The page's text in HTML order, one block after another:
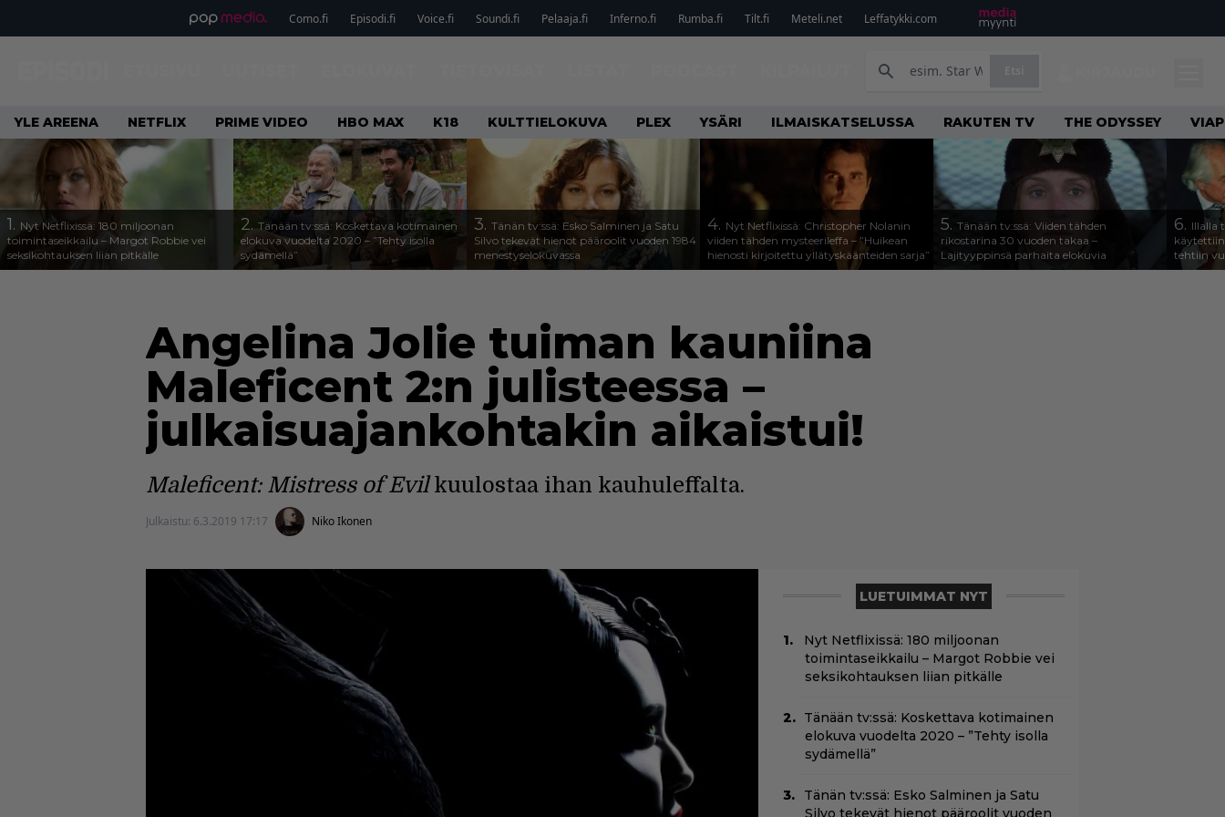
Como.fi Episodi.fi Voice.fi Soundi.fi Pelaaja.fi Inferno.fi Rumba.fi Tilt.fi Meteli.net Leffatykki.com
YLE AREENA NETFLIX PRIME VIDEO HBO MAX K18 KULTTIELOKUVA PLEX YSÄRI ILMAISKATSELUSSA RAKUTEN TV THE ODYSSEY
1. Nyt Netflixissä: 180 miljoonan
toimintaseikkailu – Margot Robbie vei
seksikohtauksen liian pitkälle
2. Tänään tv:ssä: Koskettava kotimainen
elokuva vuodelta 2020 – ”Tehty isolla
sydämellä”
3. Tänän tv:ssä: Esko Salminen ja Satu
Silvo tekevät hienot pääroolit vuoden 1984
menestyselokuvassa
4. Nyt Netflixissä: Christopher Nolanin
viiden tähden mysteerileffa – ”Huikean
hienosti kirjoitettu yllätyskäänteiden sarja”
5. Tänään tv:ssä: Viiden tähden
rikostarina 30 vuoden takaa –
Lajityyppinsä parhaita elokuvia
6. Illalla
tehtiin
Angelina Jolie tuiman kauniina
Maleficent 2:n julisteessa –
julkaisuajankohtakin aikaistui!
Maleficent: Mistress of Evilkuulostaa ihan kauhuleffalta.
Julkaistu: 6.3.2019 17:17 Niko Ikonen
LUETUIMMAT NYT
Nyt Netflixissä: 180 miljoonan
toimintaseikkailu – Margot Robbie vei
seksikohtauksen liian pitkälle
Tänään tv:ssä: Koskettava kotimainen
elokuva vuodelta 2020 – ”Tehty isolla
sydämellä”
Tänän tv:ssä: Esko Salminen ja Satu
Silvo tekevät hienot pääroolit vuoden